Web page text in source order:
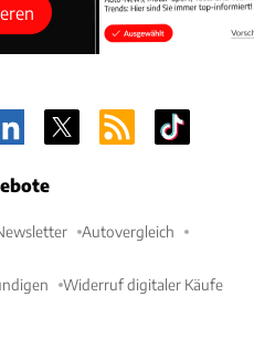
Autovergleich
Widerruf digitaler Käufe